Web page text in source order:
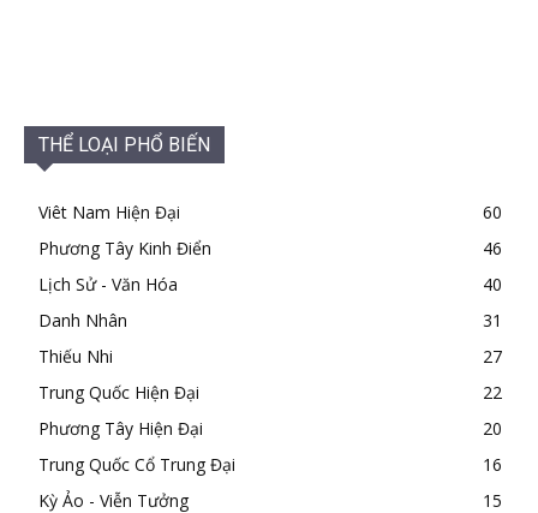
THỂ LOẠI PHỔ BIẾN
Viêt Nam Hiện Đại
60
Phương Tây Kinh Điển
46
Lịch Sử - Văn Hóa
40
Danh Nhân
31
Thiếu Nhi
27
Trung Quốc Hiện Đại
22
Phương Tây Hiện Đại
20
Trung Quốc Cổ Trung Đại
16
Kỳ Ảo - Viễn Tưởng
15